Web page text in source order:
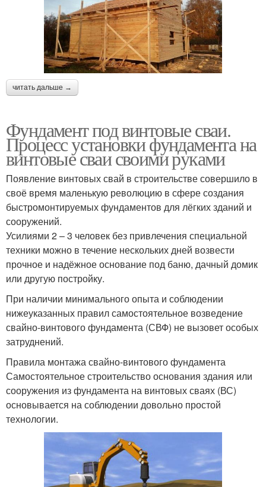
читать дальше →
Фундамент под винтовые сваи.
Процесс установки фундамента на
винтовые сваи своими руками
Появление винтовых свай в строительстве совершило в
своё время маленькую революцию в сфере создания
быстромонтируемых фундаментов для лёгких зданий и
сооружений.
Усилиями 2 – 3 человек без привлечения специальной
техники можно в течение нескольких дней возвести
прочное и надёжное основание под баню, дачный домик
или другую постройку.
При наличии минимального опыта и соблюдении
нижеуказанных правил самостоятельное возведение
свайно-винтового фундамента (СВФ) не вызовет особых
затруднений.
Правила монтажа свайно-винтового фундамента
Самостоятельное строительство основания здания или
сооружения из фундамента на винтовых сваях (ВС)
основывается на соблюдении довольно простой
технологии.